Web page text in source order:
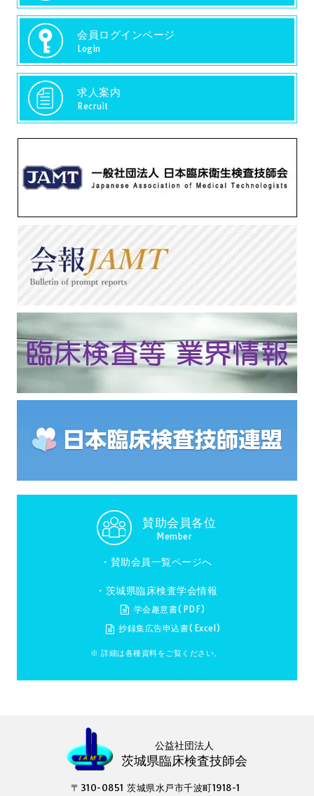
会員ログインページ
Login
求人案内
Recruit
賛助会員各位
Member
・ 賛助会員一覧ページへ
・茨城県臨床検査学会情報
学会趣意書(PDF)
抄録集広告申込書(Excel)
※ 詳細は各種資料をご覧ください。
公益社団法人
茨城県臨床検査技師会
〒310-0851 茨城県水戸市千波町1918-1